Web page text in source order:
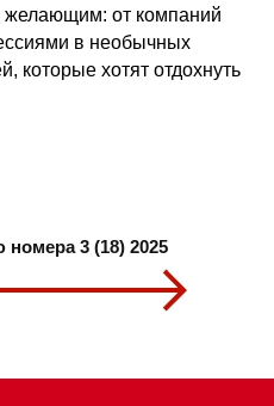
желающим: от компаний
в необычных
которые хотят отдохнуть
3 (18) 2025